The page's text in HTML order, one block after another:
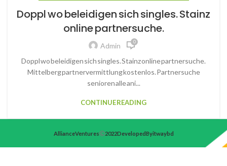
Doppl wo beleidigen sich singles. Stainz
online partnersuche.
Admin 0
Doppl wo beleidigen sich singles. Stainz online partnersuche.
Mittelberg partnervermittlung kostenlos. Partnersuche
senioren alle ani...
CONTINUE READING
Alliance Ventures 2022 Developed By itwaybd